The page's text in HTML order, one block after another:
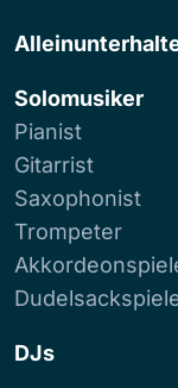
Solomusiker
Pianist
Gitarrist
Saxophonist
Trompeter
DJs